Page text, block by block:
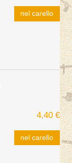
nel carello
4,40 €
nel carello